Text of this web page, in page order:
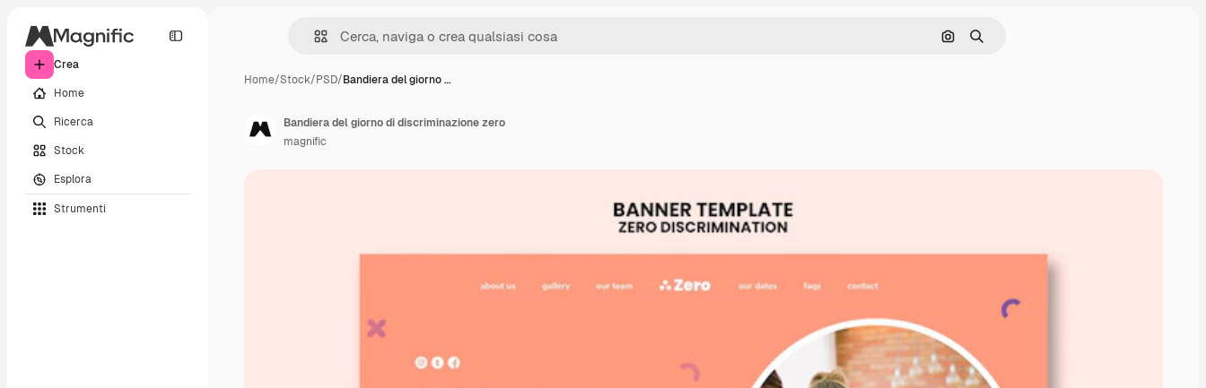
Crea
Home
Ricerca
Stock
Esplora
Strumenti
Cerca per immagine
Ricerca
Home/Stock/PSD/Bandiera del giorno …
Bandiera del giorno di discriminazione zero
magnific